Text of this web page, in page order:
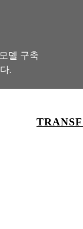
델 구축
.